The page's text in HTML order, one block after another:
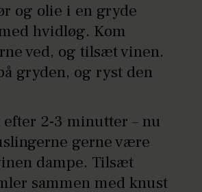
og olie i en gryde
hvidløg. Kom
ved, og tilsæt vinen.
gryden, og ryst den
2-3 minutter – nu
gerne være
dampe. Tilsæt
sammen med knust